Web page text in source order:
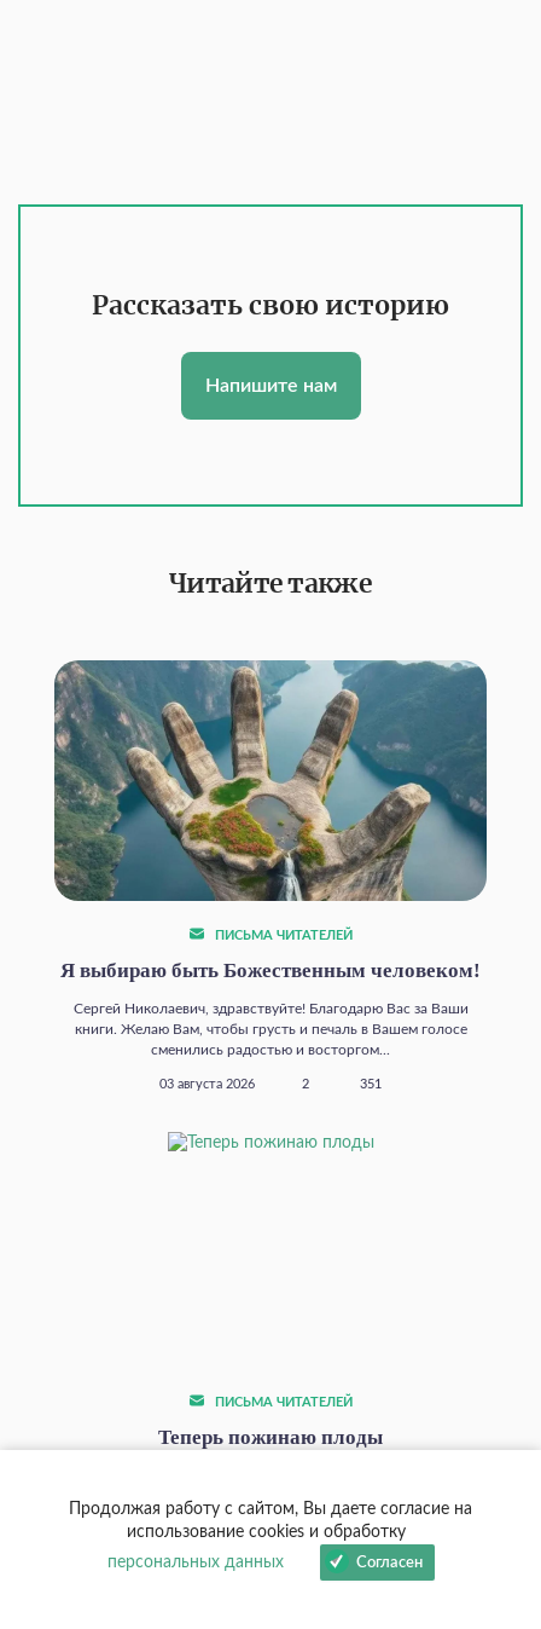
Рассказать свою историю
Напишите нам
Читайте также
ПИСЬМА ЧИТАТЕЛЕЙ
Я выбираю быть Божественным человеком!
Сергей Николаевич, здравствуйте! Благодарю Вас за Ваши
книги. Желаю Вам, чтобы грусть и печаль в Вашем голосе
сменились радостью и восторгом...
03 августа 2026 2 351
ПИСЬМА ЧИТАТЕЛЕЙ
Теперь пожинаю плоды
27 июля 2026 2 740
Продолжая работу с сайтом, Вы даете согласие на
использование cookies и обработку
персональных данных
Согласен